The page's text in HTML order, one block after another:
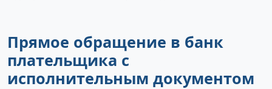
Прямое обращение в банк
плательщика с
исполнительным документом